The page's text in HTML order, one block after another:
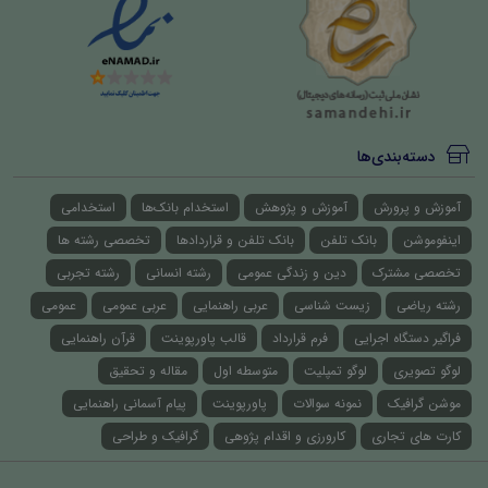
دسته‌بندی‌ها
آموزش و پرورش آموزش و پژوهش استخدام بانک‌ها
استخدامی
اینفوموشن
بانک تلفن بانک تلفن و قراردادها
تخصصی رشته ها
تخصصی مشترک
دین و زندگی عمومی رشته انسانی
رشته تجربی
رشته ریاضی
زیست شناسی عربی راهنمایی عربی عمومی
عمومی
فراگیر دستگاه اجرایی
فرم قرارداد قالب پاورپوینت
قرآن راهنمایی
لوگو تصویری
لوگو تمپلیت متوسطه اول
مقاله و تحقیق
موشن گرافیک
نمونه سوالات پاورپوینت
پیام آسمانی راهنمایی
کارت های تجاری
کارورزی و اقدام پژوهی گرافیک و طراحی